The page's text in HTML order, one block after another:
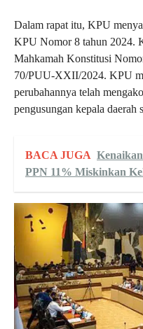
Dalam rapat itu, KPU
KPU Nomor 8 tahun 2024.
Mahkamah Konstitusi
70/PUU-XXII/2024. KPU
perubahannya telah
pengusungan kepala daerah
BACA JUGA
PPN 11% Miskinkan